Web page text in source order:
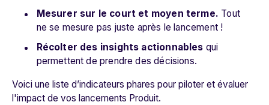
Mesurer sur le court et moyen terme. Tout
ne se mesure pas juste après le lancement !
Récolter des insights actionnables qui
permettent de prendre des décisions.
Voici une liste d’indicateurs phares pour piloter et évaluer
l'impact de vos lancements Produit.